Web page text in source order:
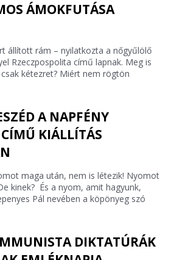
ÁMOKFUTÁSA
állított rám – nyilatkozta a nőgyűlölő
Rzeczpospolita című lapnak. Meg is
kétezret? Miért nem rögtön
A NAPFÉNY
CÍMŰ KIÁLLÍTÁS
maga után, nem is létezik! Nyomot
kinek? És a nyom, amit hagyunk,
Pál nevében a köpönyeg szó
DIKTATÚRÁK